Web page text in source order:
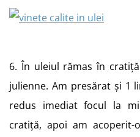
6. În uleiul rămas în
julienne. Am presărat și 1
redus imediat focul la
cratiță, apoi am